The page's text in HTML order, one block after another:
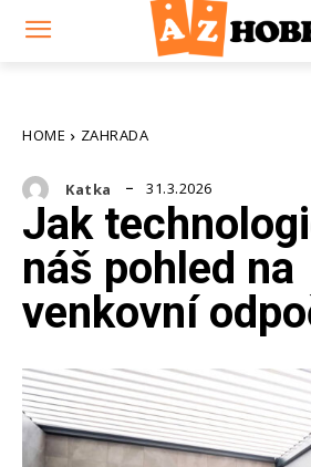
HOME ZAHRADA
Katka 31.3.2026
Jak
náš pohled na
venkovní